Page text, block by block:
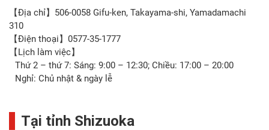
【Địa chỉ】506-0058 Gifu-ken, Takayama-shi, Yamadamachi
310
【Điện thoại】0577-35-1777
【Lịch làm việc】
Thứ 2 – thứ 7: Sáng: 9:00 – 12:30; Chiều: 17:00 – 20:00
Nghỉ: Chủ nhật & ngày lễ
Tại tỉnh Shizuoka